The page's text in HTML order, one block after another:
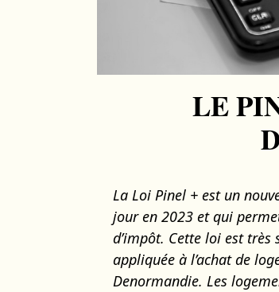
LE
La Loi Pinel + est un
jour en 2023 et qui
d’impôt. Cette loi est
appliquée à l’achat de
Denormandie. Les